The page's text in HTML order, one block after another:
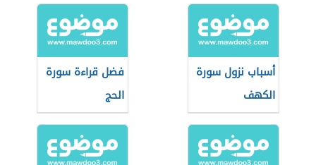
أسباب نزول سورة
الكهف
فضل قراءة سورة
الحج